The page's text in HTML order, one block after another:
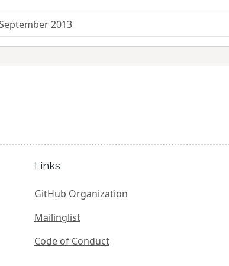
2013
Links
GitHub Organization
Mailinglist
Code of Conduct